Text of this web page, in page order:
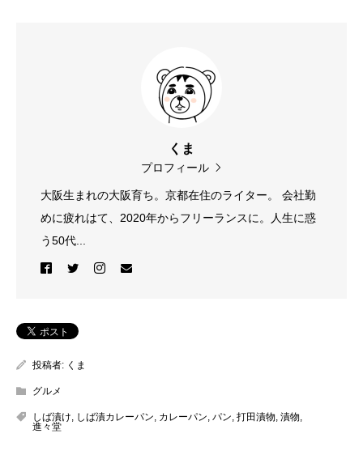
くま
プロフィール
大阪生まれの大阪育ち。京都在住のライター。 会社勤
めに疲れはて、2020年からフリーランスに。人生に惑
う50代...
投稿者: くま
グルメ
しば漬け, しば漬カレーパン, カレーパン, パン, 打田漬物, 漬物,
進々堂